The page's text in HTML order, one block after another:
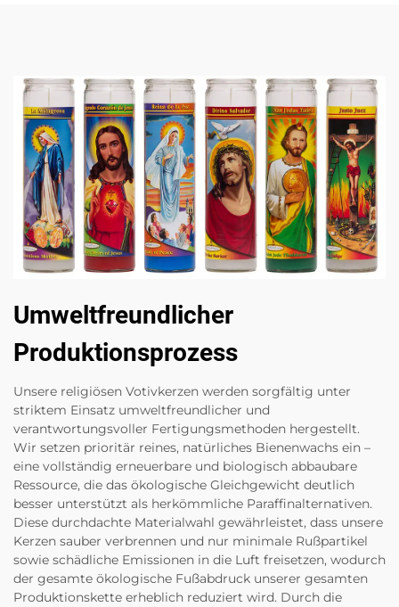
Umweltfreundlicher
Produktionsprozess
Unsere religiösen Votivkerzen werden sorgfältig unter
striktem Einsatz umweltfreundlicher und
verantwortungsvoller Fertigungsmethoden hergestellt.
Wir setzen prioritär reines, natürliches Bienenwachs ein –
eine vollständig erneuerbare und biologisch abbaubare
Ressource, die das ökologische Gleichgewicht deutlich
besser unterstützt als herkömmliche Paraffinalternativen.
Diese durchdachte Materialwahl gewährleistet, dass unsere
Kerzen sauber verbrennen und nur minimale Rußpartikel
sowie schädliche Emissionen in die Luft freisetzen, wodurch
der gesamte ökologische Fußabdruck unserer gesamten
Produktionskette erheblich reduziert wird. Durch die